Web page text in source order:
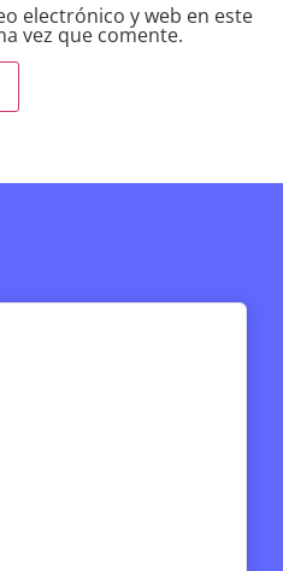
electrónico y web en este
vez que comente.